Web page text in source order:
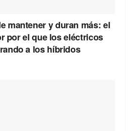
mantener y duran más: el
por el que los eléctricos
a los híbridos